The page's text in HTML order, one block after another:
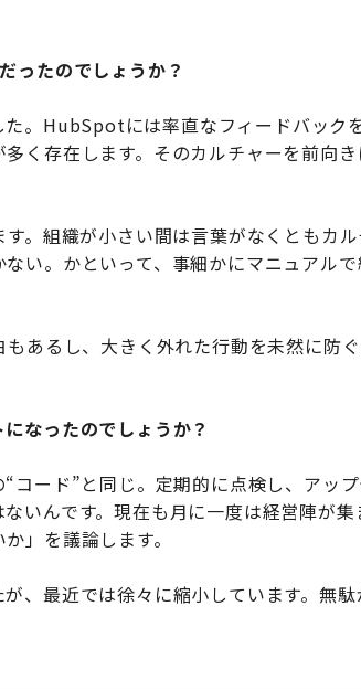
ったのでしょうか？
。HubSpotには率直なフィードバックを
く存在します。そのカルチャーを前向き
。組織が小さい間は言葉がなくともカ
い。かといって、事細かにマニュアル
あるし、大きく外れた行動を未然に防
なったのでしょうか？
コード”と同じ。定期的に点検し、アッ
いんです。現在も月に一度は経営陣が集
」を議論します。
、最近では徐々に縮小しています。無駄